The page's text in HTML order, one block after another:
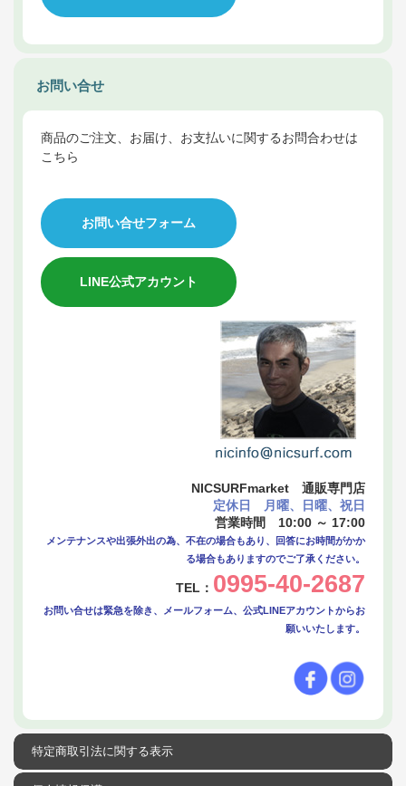
お問い合せ
商品のご注文、お届け、お支払いに関するお問合わせは
こちら
お問い合せフォーム
LINE公式アカウント
NICSURFmarket 通販専門店
定休日 月曜、日曜、祝日
営業時間 10:00 ～ 17:00
メンテナンスや出張外出の為、不在の場合もあり、回答にお時間がかか
る場合もありますのでご了承ください。
TEL： 0995-40-2687
お問い合せは緊急を除き、メールフォーム、公式LINEアカウントからお
願いいたします。
特定商取引法に関する表示